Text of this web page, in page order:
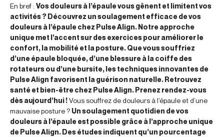
En bref : Vos douleurs à l’épaule vous gênent et limitent vos
activités ? Découvrez un soulagement efficace de vos
douleurs à l’épaule chez Pulse Align. Notre approche
unique met l’accent sur des exercices pour améliorer le
confort, la mobilité et la posture. Que vous souffriez
d’une épaule bloquée, d’une blessure à la coiffe des
rotateurs ou d’une bursite, les techniques innovantes de
Pulse Align favorisent la guérison naturelle. Retrouvez
santé et bien-être chez Pulse Align. Prenez rendez-vous
dès aujourd’hui !Vous souffrez de douleurs à l’épaule et d’une
mauvaise posture ? Un soulagement quotidien de vos
douleurs à l’épaule est possible grâce à l’approche unique
de Pulse Align. Des études indiquent qu’un pourcentage